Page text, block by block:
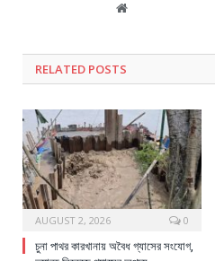
Website
RELATED POSTS
AUGUST 2, 2026 0
চুনা পাথর কারখানায় অবৈধ গ্যাসের সংযোগ,